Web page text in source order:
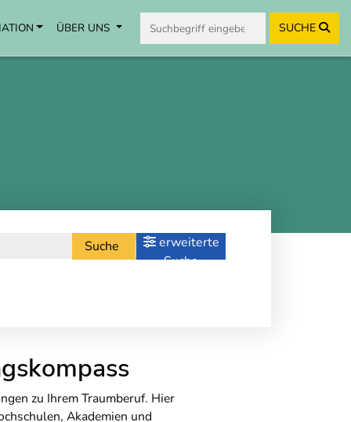
ÜBER UNS SUCHE
Suche
erweiterte
Suche
zu Ihrem Traumberuf. Hier
Akademien und